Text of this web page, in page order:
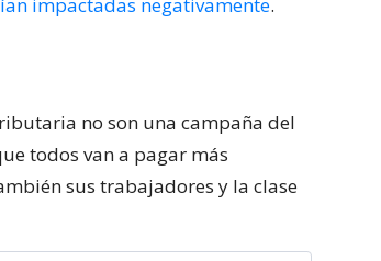
no son una campaña del
todos van a pagar más
sus trabajadores y la clase